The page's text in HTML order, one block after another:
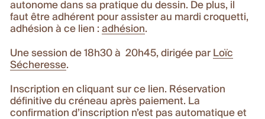
autonome dans sa pratique du dessin. De plus, il
faut être adhérent pour assister au mardi croquetti,
adhésion à ce lien :adhésion.
Une session de 18h30 à 20h45, dirigée par Loïc
Sécheresse.
Inscription en cliquant sur ce lien. Réservation
définitive du créneau après paiement. La
confirmation d’inscription n’est pas automatique et